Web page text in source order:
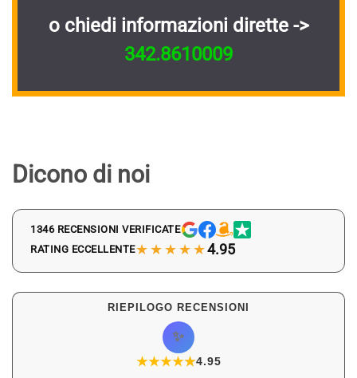
o chiedi informazioni dirette ->
342.8610009
Dicono di noi
1346 RECENSIONI VERIFICATE
RATING ECCELLENTE★★★★★4.95
RIEPILOGO RECENSIONI
✨
★★★★★
★4.95